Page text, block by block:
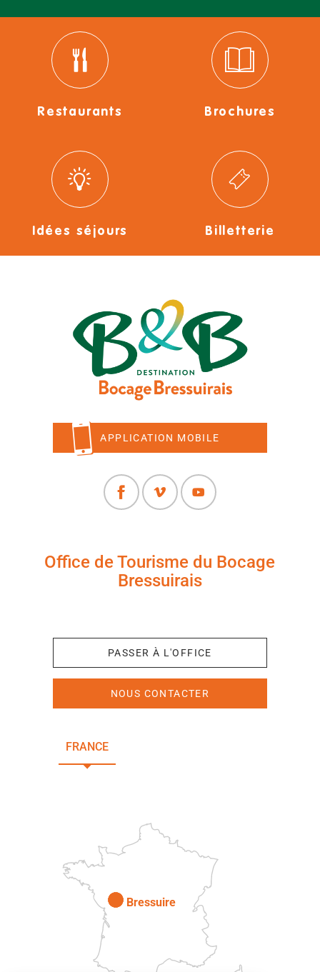
Restaurants Brochures
Idées séjours Billetterie
APPLICATION MOBILE
Office de Tourisme du Bocage
Bressuirais
PASSER À L'OFFICE
NOUS CONTACTER
FRANCE
Bressuire